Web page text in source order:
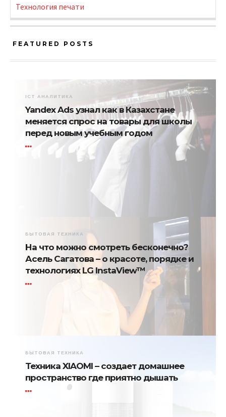
Технология печати
FEATURED POSTS
ICT АНАЛИТИКА
Yandex Ads узнал как в Казахстане
меняется спрос на товары для школы
перед новым учебным годом
БЫТОВАЯ ТЕХНИКА
На что можно смотреть бесконечно?
Асель Сагатова – о красоте, порядке и
технологиях LG InstaView™
БЫТОВАЯ ТЕХНИКА
Техника XIAOMI – создает домашнее
пространство где приятно дышать